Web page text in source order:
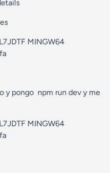
MINGW64
y pongo npm run dev y me
MINGW64